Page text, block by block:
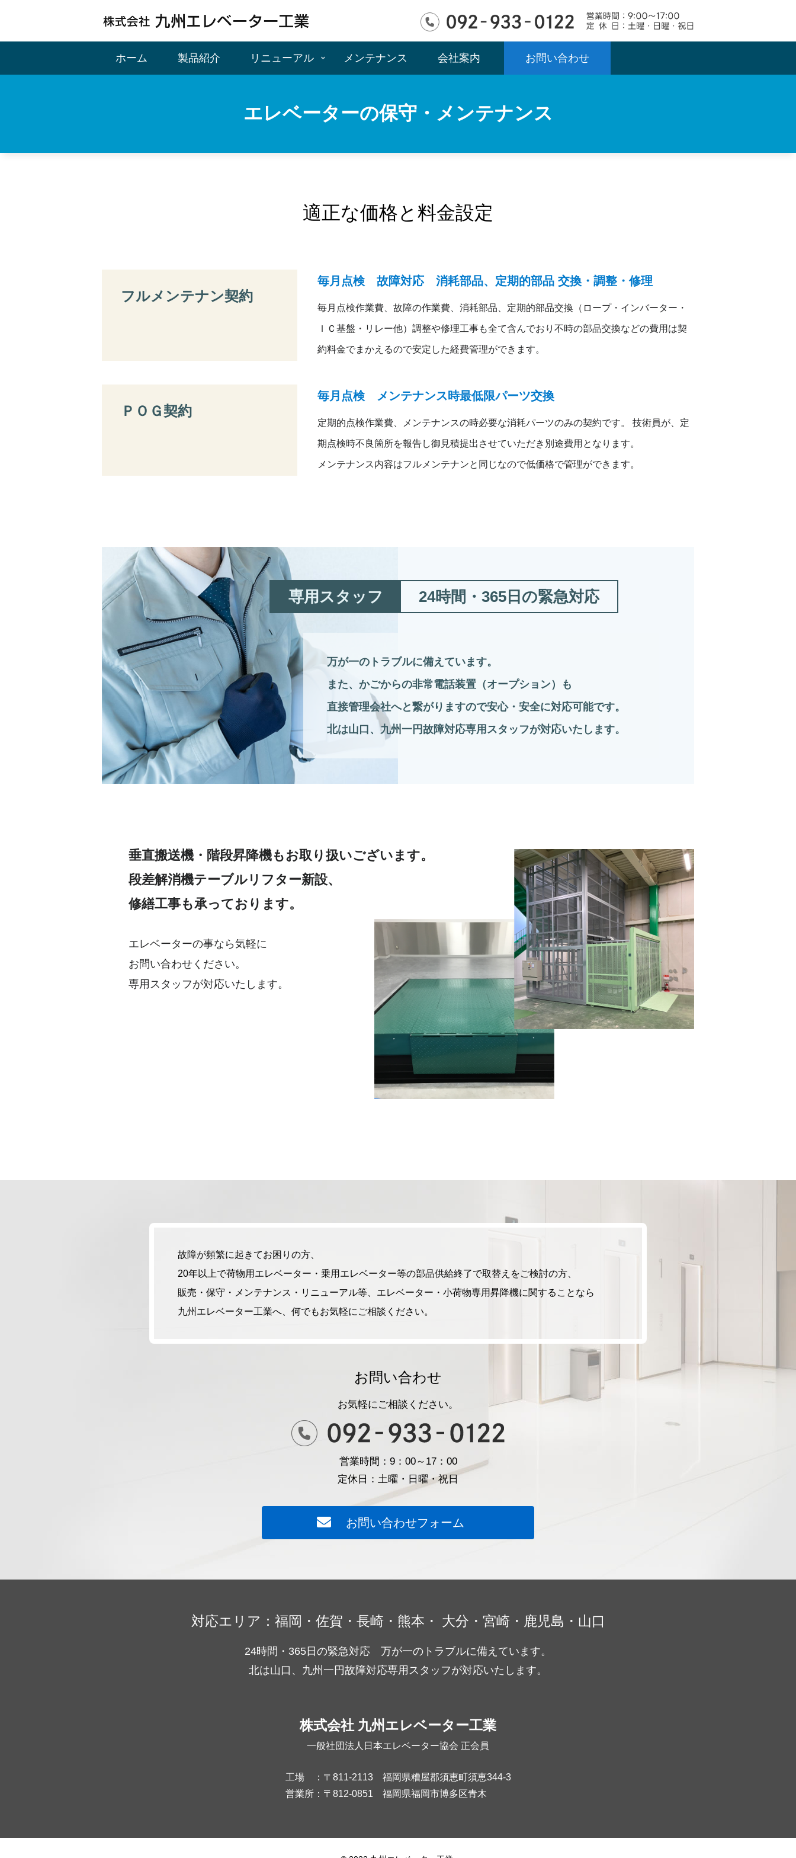
ホーム 製品紹介 リニューアル メンテナンス 会社案内 お問い合わせ
エレベーターの保守・メンテナンス
適正な価格と料金設定
フルメンテナン契約
毎月点検 故障対応 消耗部品、定期的部品 交換・調整・修理
毎月点検作業費、故障の作業費、消耗部品、定期的部品交換（ロープ・インバーター・
ＩＣ基盤・リレー他）調整や修理工事も全て含んでおり不時の部品交換などの費用は契
約料金でまかえるので安定した経費管理ができます。
ＰＯＧ契約
毎月点検 メンテナンス時最低限パーツ交換
定期的点検作業費、メンテナンスの時必要な消耗パーツのみの契約です。 技術員が、定
期点検時不良箇所を報告し御見積提出させていただき別途費用となります。
メンテナンス内容はフルメンテナンと同じなので低価格で管理ができます。
専用スタッフ 24時間・365日の緊急対応
万が一のトラブルに備えています。
また、かごからの非常電話装置（オープション）も
直接管理会社へと繋がりますので安心・安全に対応可能です。
北は山口、九州一円故障対応専用スタッフが対応いたします。
垂直搬送機・階段昇降機もお取り扱いございます。
段差解消機テーブルリフター新設、
修繕工事も承っております。
エレベーターの事なら気軽に
お問い合わせください。
専用スタッフが対応いたします。
故障が頻繁に起きてお困りの方、
20年以上で荷物用エレベーター・乗用エレベーター等の部品供給終了で取替えをご検討の方、
販売・保守・メンテナンス・リニューアル等、エレベーター・小荷物専用昇降機に関することなら
九州エレベーター工業へ、何でもお気軽にご相談ください。
お問い合わせ
お気軽にご相談ください。
営業時間：9：00～17：00
定休日：土曜・日曜・祝日
お問い合わせフォーム
対応エリア ： 福岡・佐賀・長崎・熊本 ・ 大分・宮崎・鹿児島・山口
24時間・365日の緊急対応 万が一のトラブルに備えています。
北は山口、九州一円故障対応専用スタッフが対応いたします。
株式会社 九州エレベーター工業
一般社団法人日本エレベーター協会 正会員
工場 ： 〒811-2113 福岡県糟屋郡須恵町須恵344-3
営業所： 〒812-0851 福岡県福岡市博多区青木